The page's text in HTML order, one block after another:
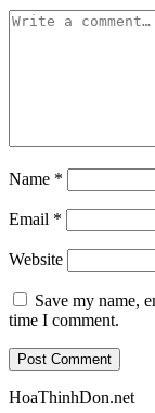
Name *
Email *
Website
Save my name,
time I comment.
HoaThinhDon.net